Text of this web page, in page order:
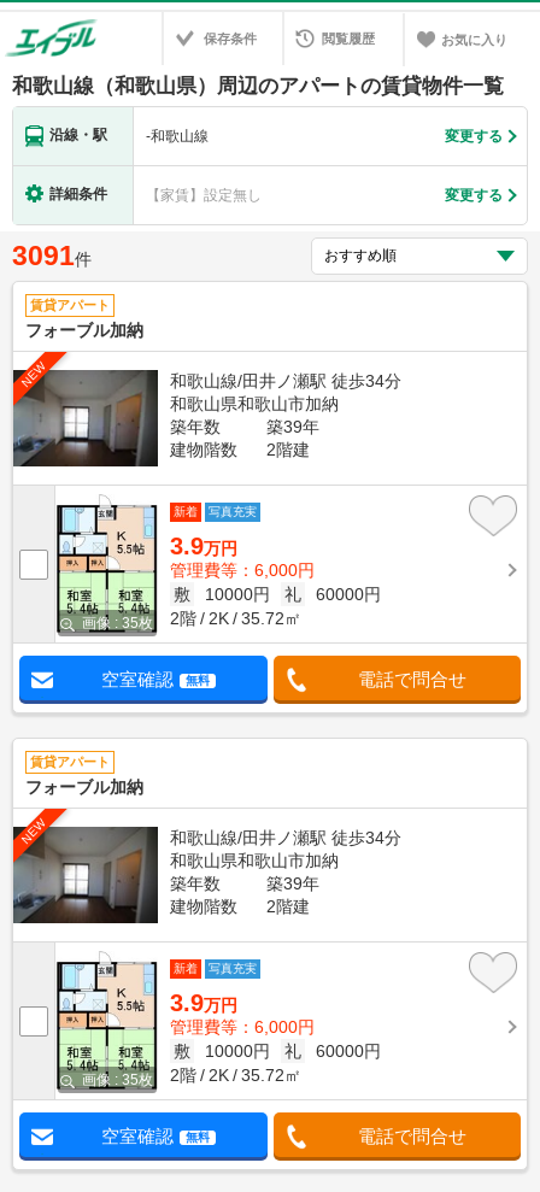
保存条件 閲覧履歴 お気に入り
和歌山線（和歌山県）周辺のアパートの賃貸物件一覧
沿線・駅 -和歌山線 変更する
詳細条件 【家賃】設定無し 変更する
3091件
賃貸アパート
フォーブル加納
NEW
和歌山線/田井ノ瀬駅 徒歩34分
和歌山県和歌山市加納
築年数
築39年
建物階数
2階建
画像 : 35枚
新着 写真充実
3.9万円
管理費等：6,000円
敷
10000円 礼
60000円
2階
2K 35.72㎡
空室確認 無料 電話で問合せ
賃貸アパート
フォーブル加納
NEW
和歌山線/田井ノ瀬駅 徒歩34分
和歌山県和歌山市加納
築年数
築39年
建物階数
2階建
画像 : 35枚
新着 写真充実
3.9万円
管理費等：6,000円
敷
10000円 礼
60000円
2階
2K 35.72㎡
空室確認 無料 電話で問合せ